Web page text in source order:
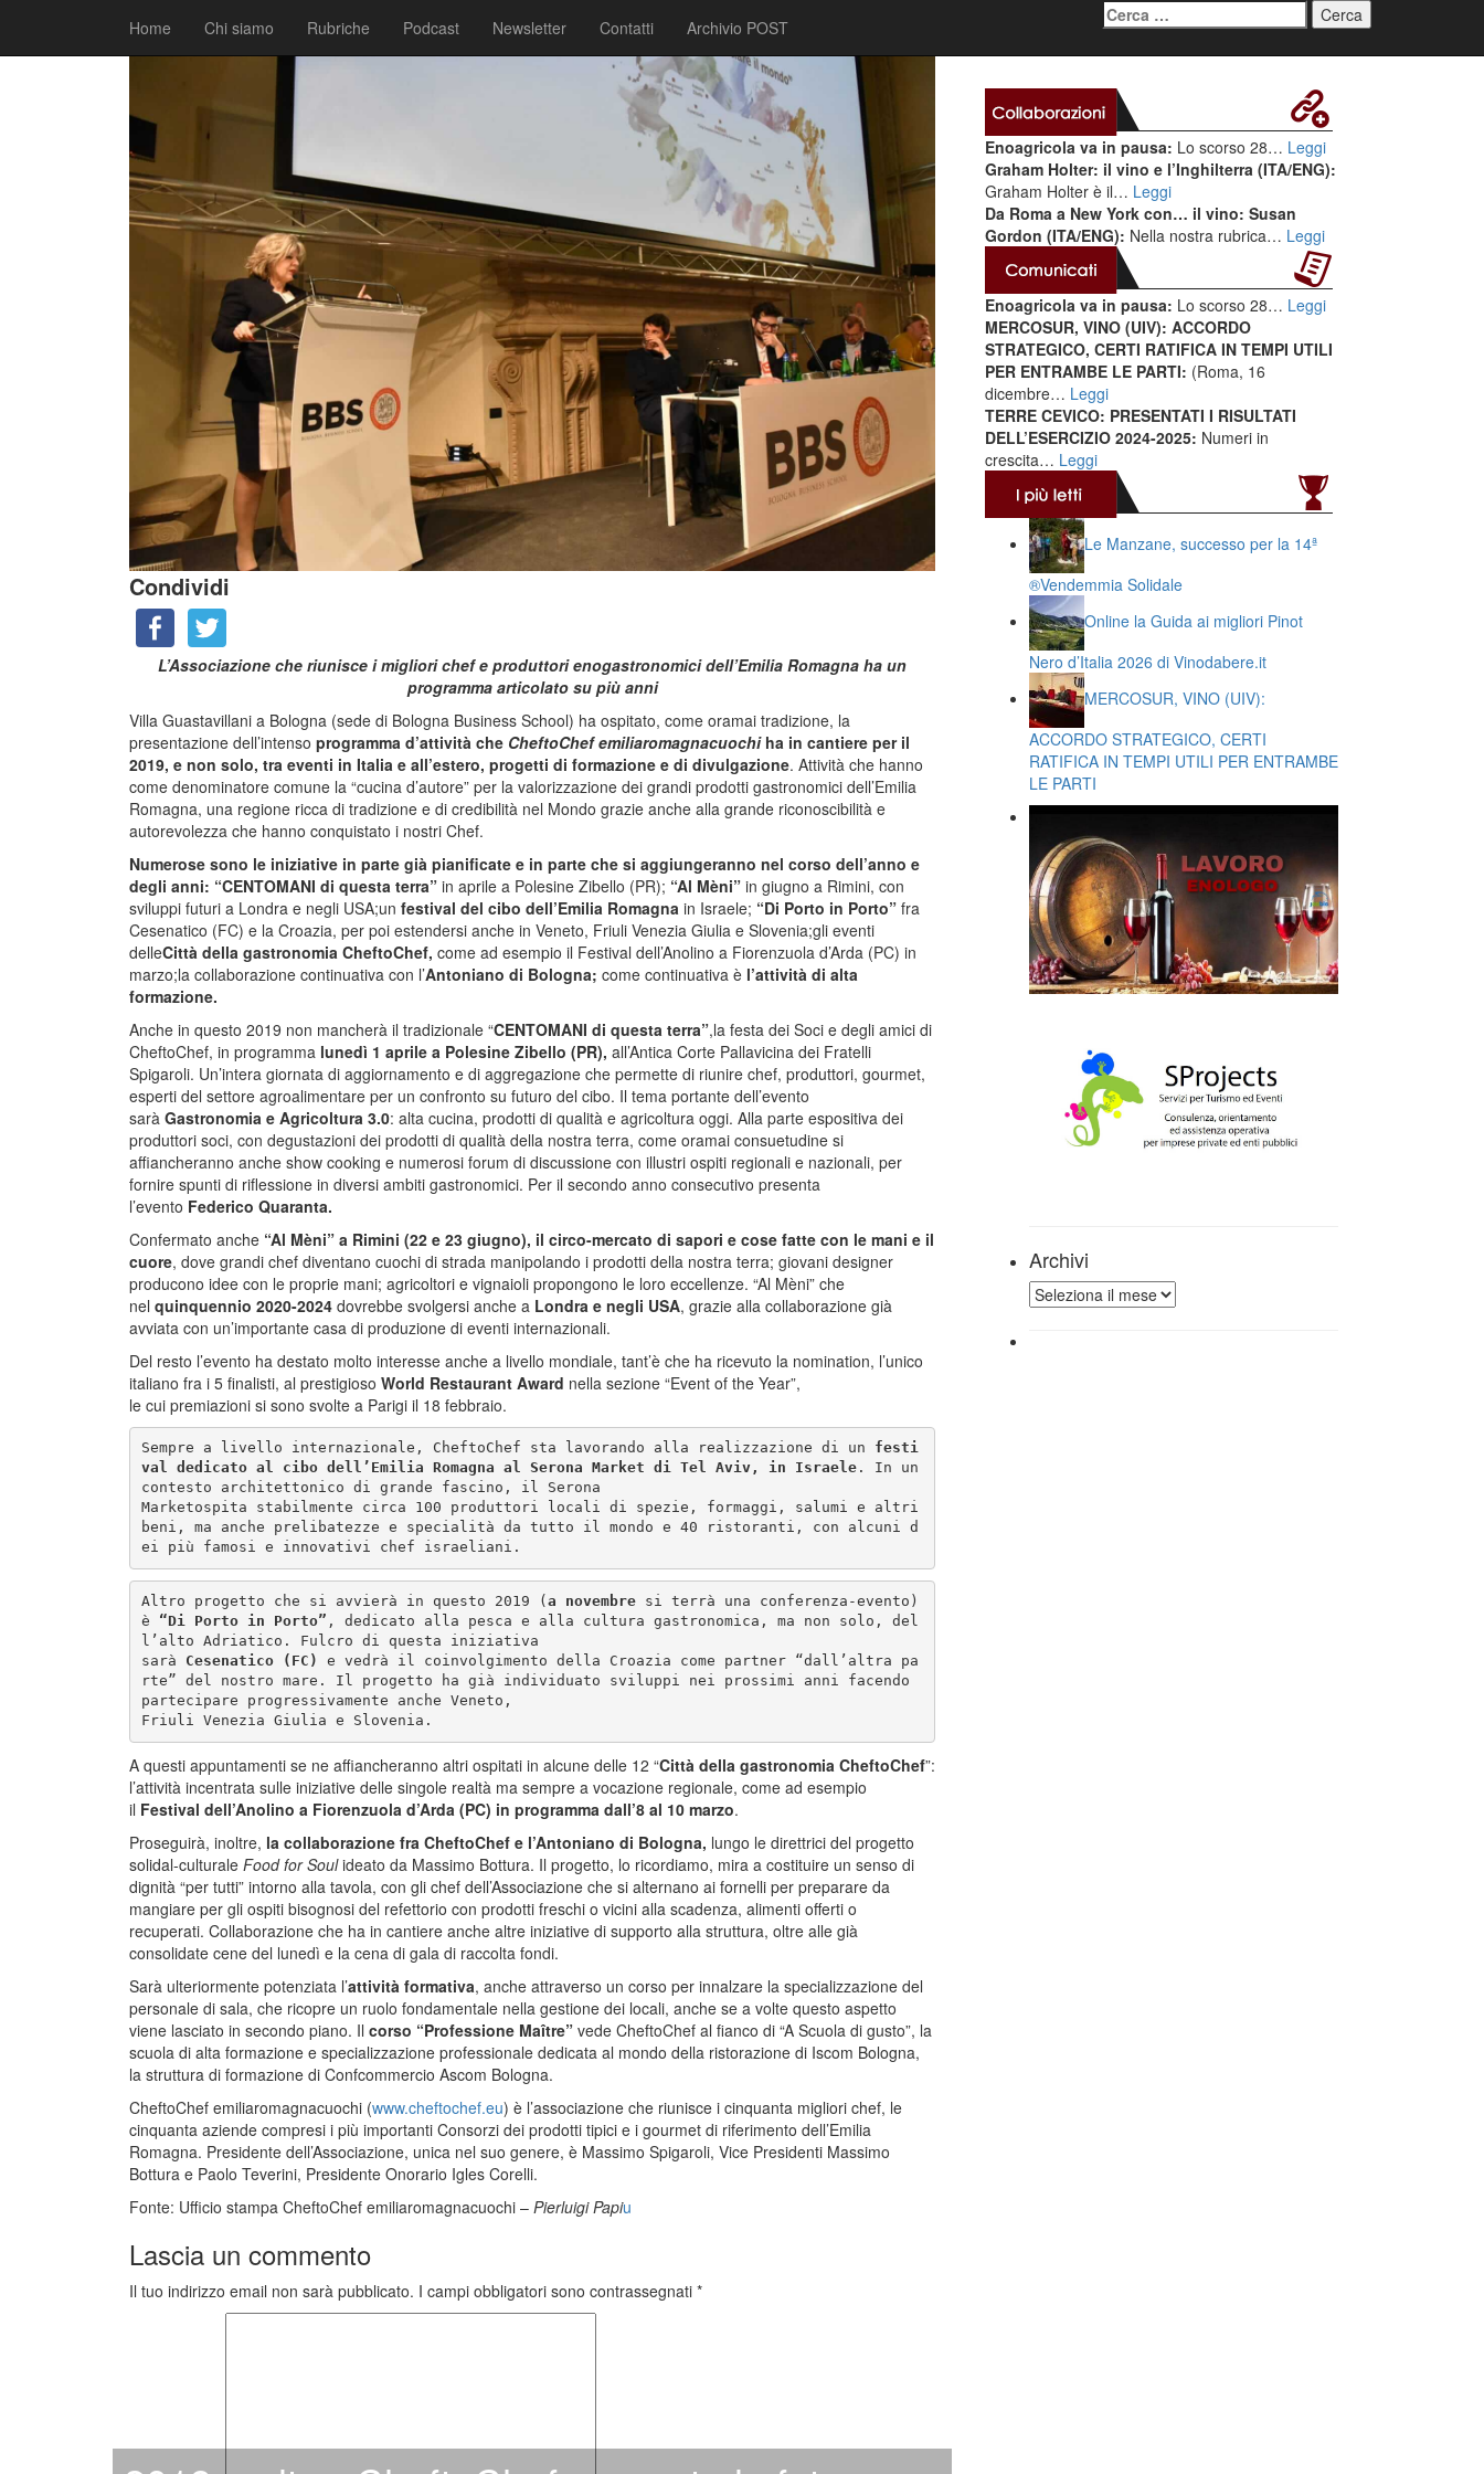
Home Chi siamo Rubriche Podcast Newsletter Contatti Archivio POST
Ricerca
per:
Condividi
L’Associazione che riunisce i migliori chef e produttori enogastronomici dell’Emilia Romagna ha un
programma articolato su più anni
Villa Guastavillani a Bologna (sede di Bologna Business School) ha ospitato, come oramai tradizione, la
presentazione dell’intenso programma d’attività che CheftoChef emiliaromagnacuochiha in cantiere per il
2019, e non solo, tra eventi in Italia e all’estero, progetti di formazione e di divulgazione. Attività che hanno
come denominatore comune la “cucina d’autore” per la valorizzazione dei grandi prodotti gastronomici dell’Emilia
Romagna, una regione ricca di tradizione e di credibilità nel Mondo grazie anche alla grande riconoscibilità e
autorevolezza che hanno conquistato i nostri Chef.
Numerose sono le iniziative in parte già pianificate e in parte che si aggiungeranno nel corso dell’anno e
degli anni: “CENTOMANI di questa terra” in aprile a Polesine Zibello (PR); “Al Mèni” in giugno a Rimini, con
sviluppi futuri a Londra e negli USA;un festival del cibo dell’Emilia Romagna in Israele; “Di Porto in Porto” fra
Cesenatico (FC) e la Croazia, per poi estendersi anche in Veneto, Friuli Venezia Giulia e Slovenia;gli eventi
delleCittà della gastronomia CheftoChef, come ad esempio il Festival dell’Anolino a Fiorenzuola d’Arda (PC) in
marzo;la collaborazione continuativa con l’Antoniano di Bologna; come continuativa è l’attività di alta
formazione.
Anche in questo 2019 non mancherà il tradizionale “CENTOMANI di questa terra”,la festa dei Soci e degli amici di
CheftoChef, in programma lunedì 1 aprile a Polesine Zibello (PR), all’Antica Corte Pallavicina dei Fratelli
Spigaroli. Un’intera giornata di aggiornamento e di aggregazione che permette di riunire chef, produttori, gourmet,
esperti del settore agroalimentare per un confronto su futuro del cibo. Il tema portante dell’evento
sarà Gastronomia e Agricoltura 3.0: alta cucina, prodotti di qualità e agricoltura oggi. Alla parte espositiva dei
produttori soci, con degustazioni dei prodotti di qualità della nostra terra, come oramai consuetudine si
affiancheranno anche show cooking e numerosi forum di discussione con illustri ospiti regionali e nazionali, per
fornire spunti di riflessione in diversi ambiti gastronomici. Per il secondo anno consecutivo presenta
l’evento Federico Quaranta.
Confermato anche “Al Mèni” a Rimini (22 e 23 giugno), il circo-mercato di sapori e cose fatte con le mani e il
cuore, dove grandi chef diventano cuochi di strada manipolando i prodotti della nostra terra; giovani designer
producono idee con le proprie mani; agricoltori e vignaioli propongono le loro eccellenze. “Al Mèni” che
nel quinquennio 2020-2024 dovrebbe svolgersi anche a Londra e negli USA, grazie alla collaborazione già
avviata con un’importante casa di produzione di eventi internazionali.
Del resto l’evento ha destato molto interesse anche a livello mondiale, tant’è che ha ricevuto la nomination, l’unico
italiano fra i 5 finalisti, al prestigioso World Restaurant Award nella sezione “Event of the Year”,
le cui premiazioni si sono svolte a Parigi il 18 febbraio.
Sempre a livello internazionale, CheftoChef sta lavorando alla realizzazione di un festi
val dedicato al cibo dell’Emilia Romagna al Serona Market di Tel Aviv, in Israele. In un
contesto architettonico di grande fascino, il Serona
Marketospita stabilmente circa 100 produttori locali di spezie, formaggi, salumi e altri
beni, ma anche prelibatezze e specialità da tutto il mondo e 40 ristoranti, con alcuni d
ei più famosi e innovativi chef israeliani.
Altro progetto che si avvierà in questo 2019 ( a novembre si terrà una conferenza-evento)
è “Di Porto in Porto” , dedicato alla pesca e alla cultura gastronomica, ma non solo, del
l’alto Adriatico. Fulcro di questa iniziativa
sarà Cesenatico (FC) e vedrà il coinvolgimento della Croazia come partner “dall’altra pa
rte” del nostro mare. Il progetto ha già individuato sviluppi nei prossimi anni facendo
partecipare progressivamente anche Veneto,
Friuli Venezia Giulia e Slovenia.
A questi appuntamenti se ne affiancheranno altri ospitati in alcune delle 12 “Città della gastronomia CheftoChef”:
l’attività incentrata sulle iniziative delle singole realtà ma sempre a vocazione regionale, come ad esempio
il Festival dell’Anolino a Fiorenzuola d’Arda (PC) in programma dall’8 al 10 marzo.
Proseguirà, inoltre, la collaborazione fra CheftoChef e l’Antoniano di Bologna, lungo le direttrici del progetto
solidal-culturale Food for Soulideato da Massimo Bottura. Il progetto, lo ricordiamo, mira a costituire un senso di
dignità “per tutti” intorno alla tavola, con gli chef dell’Associazione che si alternano ai fornelli per preparare da
mangiare per gli ospiti bisognosi del refettorio con prodotti freschi o vicini alla scadenza, alimenti offerti o
recuperati. Collaborazione che ha in cantiere anche altre iniziative di supporto alla struttura, oltre alle già
consolidate cene del lunedì e la cena di gala di raccolta fondi.
Sarà ulteriormente potenziata l’attività formativa, anche attraverso un corso per innalzare la specializzazione del
personale di sala, che ricopre un ruolo fondamentale nella gestione dei locali, anche se a volte questo aspetto
viene lasciato in secondo piano. Il corso “Professione Maître” vede CheftoChef al fianco di “A Scuola di gusto”, la
scuola di alta formazione e specializzazione professionale dedicata al mondo della ristorazione di Iscom Bologna,
la struttura di formazione di Confcommercio Ascom Bologna.
CheftoChef emiliaromagnacuochi (www.cheftochef.eu) è l’associazione che riunisce i cinquanta migliori chef, le
cinquanta aziende compresi i più importanti Consorzi dei prodotti tipici e i gourmet di riferimento dell’Emilia
Romagna. Presidente dell’Associazione, unica nel suo genere, è Massimo Spigaroli, Vice Presidenti Massimo
Bottura e Paolo Teverini, Presidente Onorario Igles Corelli.
Fonte: Ufficio stampa CheftoChef emiliaromagnacuochi – Pierluigi Papiu
Lascia un commento
Il tuo indirizzo email non sarà pubblicato. I campi obbligatori sono contrassegnati *
Enoagricola va in pausa: Lo scorso 28… Leggi
Graham Holter: il vino e l’Inghilterra (ITA/ENG):
Graham Holter è il… Leggi
Da Roma a New York con… il vino: Susan
Gordon (ITA/ENG): Nella nostra rubrica… Leggi
Enoagricola va in pausa: Lo scorso 28… Leggi
MERCOSUR, VINO (UIV): ACCORDO
STRATEGICO, CERTI RATIFICA IN TEMPI UTILI
PER ENTRAMBE LE PARTI: (Roma, 16
dicembre… Leggi
TERRE CEVICO: PRESENTATI I RISULTATI
DELL’ESERCIZIO 2024-2025: Numeri in
crescita… Leggi
Le Manzane, successo per la 14ª
®️Vendemmia Solidale
Online la Guida ai migliori Pinot
Nero d’Italia 2026 di Vinodabere.it
MERCOSUR, VINO (UIV):
ACCORDO STRATEGICO, CERTI
RATIFICA IN TEMPI UTILI PER ENTRAMBE
LE PARTI
Archivi
Archivi